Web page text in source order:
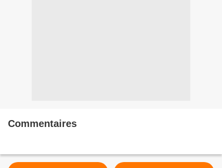
Commentaires